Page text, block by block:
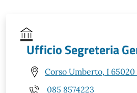
Ufficio Segreteria
Corso Umberto, I 65020
085 8574223